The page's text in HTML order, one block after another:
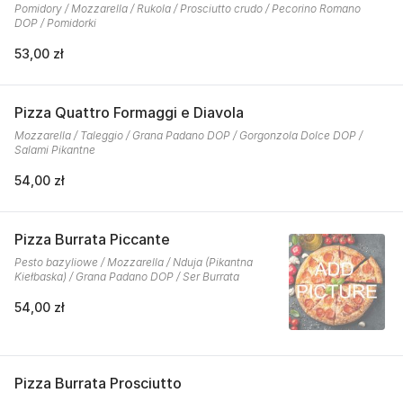
Pomidory / Mozzarella / Rukola / Prosciutto crudo / Pecorino Romano
DOP / Pomidorki
53,00 zł
Pizza Quattro Formaggi e Diavola
Mozzarella / Taleggio / Grana Padano DOP / Gorgonzola Dolce DOP /
Salami Pikantne
54,00 zł
Pizza Burrata Piccante
Pesto bazyliowe / Mozzarella / Nduja (Pikantna
Kiełbaska) / Grana Padano DOP / Ser Burrata
54,00 zł
Pizza Burrata Prosciutto